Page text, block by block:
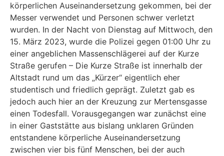
körperlichen Auseinandersetzung gekommen, bei der
Messer verwendet und Personen schwer verletzt
wurden. In der Nacht von Dienstag auf Mittwoch, den
15. März 2023, wurde die Polizei gegen 01:00 Uhr zu
einer angeblichen Massenschlägerei auf der Kurze
Straße gerufen – Die Kurze Straße ist innerhalb der
Altstadt rund um das „Kürzer“ eigentlich eher
studentisch und friedlich geprägt. Zuletzt gab es
jedoch auch hier an der Kreuzung zur Mertensgasse
einen Todesfall. Vorausgegangen war zunächst eine
in einer Gaststätte aus bislang unklaren Gründen
entstandene körperliche Auseinandersetzung
zwischen vier bis fünf Menschen, bei der auch